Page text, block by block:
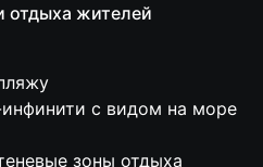
отдыха жителей
с видом на море
зоны отдыха